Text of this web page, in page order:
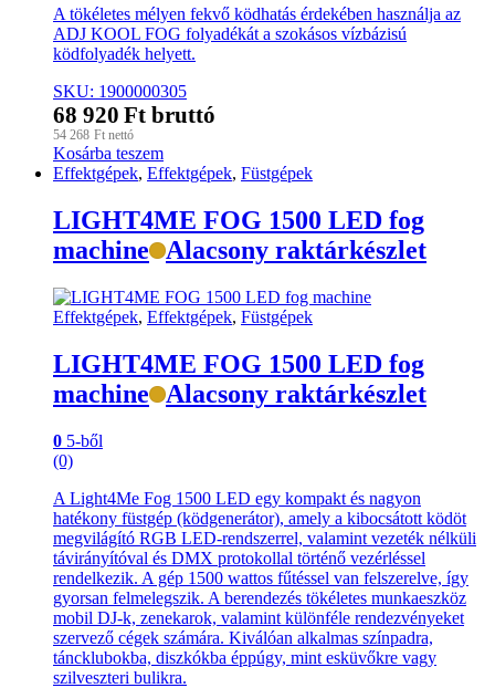
A tökéletes mélyen fekvő ködhatás érdekében használja az
ADJ KOOL FOG folyadékát a szokásos vízbázisú
ködfolyadék helyett.
SKU: 1900000305
68 920 Ft bruttó
54 268 Ft nettó
Kosárba teszem
Effektgépek, Effektgépek, Füstgépek
LIGHT4ME FOG 1500 LED fog
machine
Alacsony raktárkészlet
Effektgépek, Effektgépek, Füstgépek
LIGHT4ME FOG 1500 LED fog
machine
Alacsony raktárkészlet
0 5-ből
(0)
A Light4Me Fog 1500 LED egy kompakt és nagyon
hatékony füstgép (ködgenerátor), amely a kibocsátott ködöt
megvilágító RGB LED-rendszerrel, valamint vezeték nélküli
távirányítóval és DMX protokollal történő vezérléssel
rendelkezik. A gép 1500 wattos fűtéssel van felszerelve, így
gyorsan felmelegszik. A berendezés tökéletes munkaeszköz
mobil DJ-k, zenekarok, valamint különféle rendezvényeket
szervező cégek számára. Kiválóan alkalmas színpadra,
táncklubokba, diszkókba éppúgy, mint esküvőkre vagy
szilveszteri bulikra.